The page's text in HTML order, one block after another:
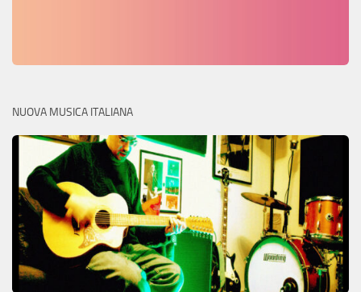
NUOVA MUSICA ITALIANA